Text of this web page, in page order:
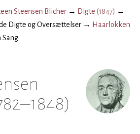
Steensen Blicher → Digte (1847) →
Digte og Oversættelser → Haarlokken
Sang